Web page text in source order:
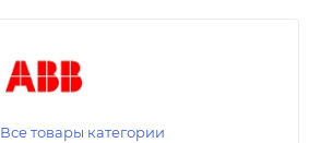
Все товары категории